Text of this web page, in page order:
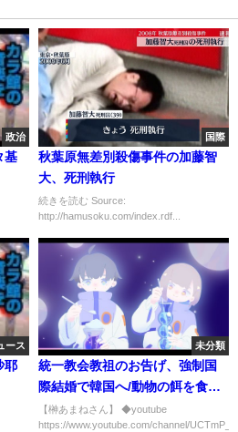
政治
基
国際
秋葉原無差別殺傷事件の加藤智
大、死刑執行
続きを読む Source:
http://hamusoku.com/index.rdf...
ース
耶
未分類
統一教会教祖のお告げ、強制国
際結婚で韓国へ/動物の餌を食わ
せる帰宅夫/教団のため借金し自
己破産する宗教会員達…/榊あま
【榊あまねさん】 ◆youtube
https://www.youtube.com/channel/